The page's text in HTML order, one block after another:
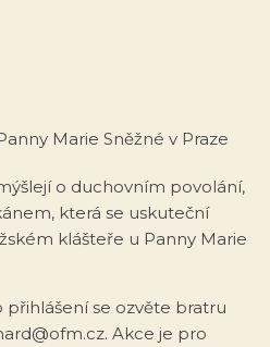
Marie Sněžné v Praze
o duchovním povolání,
která se uskuteční
klášteře u Panny Marie
se ozvěte bratru
Akce je pro